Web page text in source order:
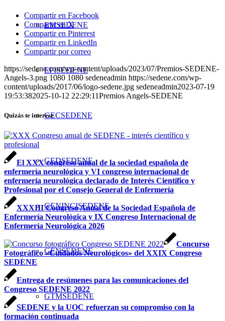
EMSEDENE
EPISEDENE
GECSEDENE
GEDSEDENE
GENINCISEDENE
GENSEDENE
GTMSEDENE
Compartir en Facebook
Compartir en X
Compartir en Pinterest
Compartir en LinkedIn
Compartir por correo
https://sedene.com/wp-content/uploads/2023/07/Premios-SEDENE-
Angels-3.png 1080 1080 sedeneadmin https://sedene.com/wp-
content/uploads/2017/06/logo-sedene.jpg sedeneadmin2023-07-19
19:53:382025-10-12 22:29:11Premios Angels-SEDENE
Quizás te interese
El XXX congreso anual de la sociedad española de
enfermería neurológica y VI congreso internacional de
enfermería neurológica declarado de Interés Científico y
Profesional por el Consejo General de Enfermería
XXXIII Congreso Anual de la Sociedad Española de
Enfermería Neurológica y IX Congreso Internacional de
Enfermería Neurológica 2026
Concurso
Fotográfico «Cuidados Neurológicos» del XXIX Congreso
SEDENE
Entrega de resúmenes para las comunicaciones del
Congreso SEDENE 2022
SEDENE y la UOC refuerzan su compromiso con la
formación continuada